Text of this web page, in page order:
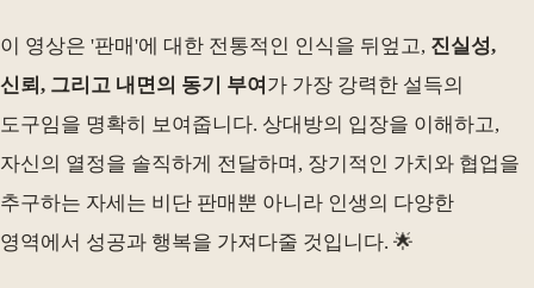
이 영상은 '판매'에 대한 전통적인 인식을 뒤엎고, 진실성,
신뢰, 그리고 내면의 동기 부여 가 가장 강력한 설득의
도구임을 명확히 보여줍니다. 상대방의 입장을 이해하고,
자신의 열정을 솔직하게 전달하며, 장기적인 가치와 협업을
추구하는 자세는 비단 판매뿐 아니라 인생의 다양한
영역에서 성공과 행복을 가져다줄 것입니다. 🌟